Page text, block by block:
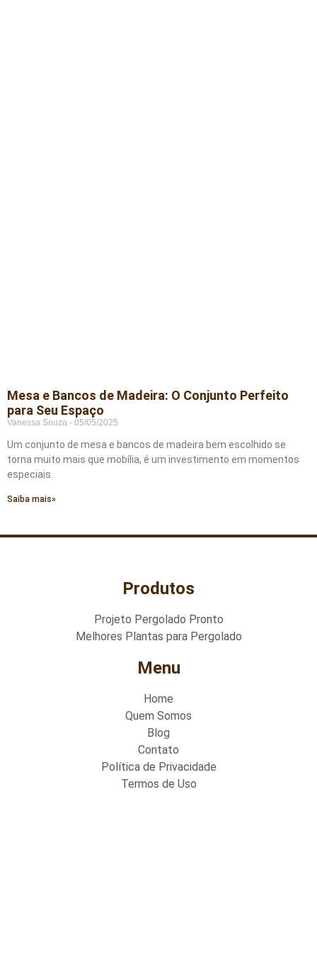
Mesa e Bancos de Madeira: O Conjunto Perfeito
para Seu Espaço
Vanessa Souza 05/05/2025
Um conjunto de mesa e bancos de madeira bem escolhido se
torna muito mais que mobília, é um investimento em momentos
especiais.
Saiba mais»
Produtos
Projeto Pergolado Pronto
Melhores Plantas para Pergolado
Menu
Home
Quem Somos
Blog
Contato
Política de Privacidade
Termos de Uso